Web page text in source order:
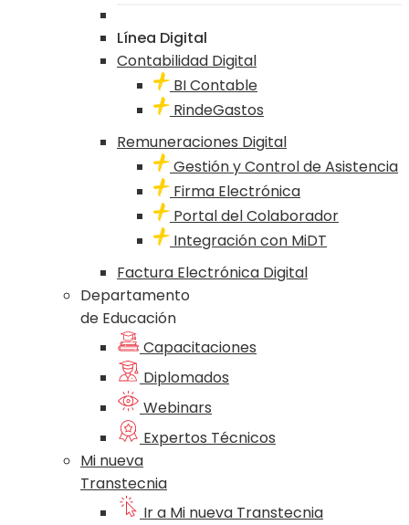
Línea Digital
Contabilidad Digital
BI Contable
RindeGastos
Remuneraciones Digital
Gestión y Control de Asistencia
Firma Electrónica
Portal del Colaborador
Integración con MiDT
Factura Electrónica Digital
Departamento
de Educación
Capacitaciones
Diplomados
Webinars
Expertos Técnicos
Mi nueva
Transtecnia
Ir a Mi nueva Transtecnia